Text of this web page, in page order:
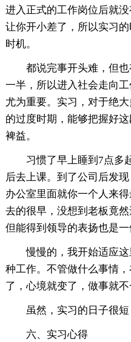
进入正式的工作岗位后就
让你开小差了，所以实习
时机。
都说完事开头难，但
一半，所以进入社会走向
尤为重要。实习，对于绝
的过度时期，能够把握好
裨益。
习惯了早上睡到7点多
后去上课。到了公司后发
办公室里面就你一个人来
去的很早，没想到老板竟
但能得到领导的表扬也是一
慢慢的，我开始适应
种工作。不管做什么事情
了，心境就变了，做事就不
虽然，实习的日子很短
六、实习心得